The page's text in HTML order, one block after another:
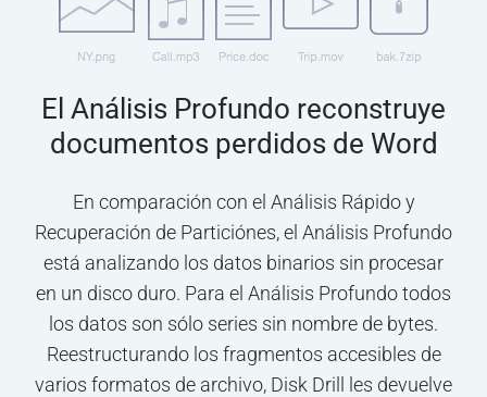
El Análisis Profundo reconstruye
documentos perdidos de Word
En comparación con el Análisis Rápido y
Recuperación de Particiónes, el Análisis Profundo
está analizando los datos binarios sin procesar
en un disco duro. Para el Análisis Profundo todos
los datos son sólo series sin nombre de bytes.
Reestructurando los fragmentos accesibles de
varios formatos de archivo, Disk Drill les devuelve